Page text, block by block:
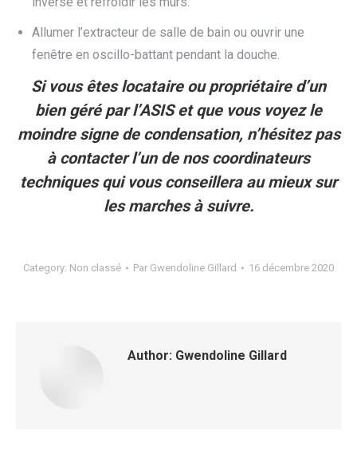
Allumer l’extracteur de salle de bain ou ouvrir une
fenêtre en oscillo-battant pendant la douche.
Si vous êtes locataire ou propriétaire d’un
bien géré par l’ASIS et que vous voyez le
moindre signe de condensation, n’hésitez pas
à contacter l’un de nos coordinateurs
techniques qui vous conseillera au mieux sur
les marches à suivre.
Category: Non classé Par Gwendoline Gillard 16 décembre 2020
Author: Gwendoline Gillard